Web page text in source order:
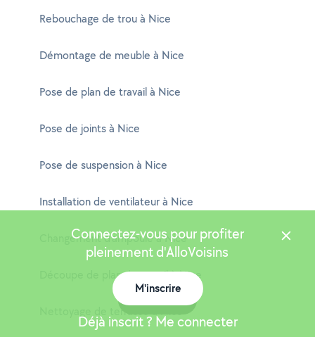
Rebouchage de trou à Nice
Démontage de meuble à Nice
Pose de plan de travail à Nice
Pose de joints à Nice
Pose de suspension à Nice
Installation de ventilateur à Nice
Changement d'ampoule à Nice
Découpe de plan de travail à Nice
Connectez-vous pour profiter
pleinement d'AlloVoisins
M'inscrire
Déjà inscrit ? Me connecter